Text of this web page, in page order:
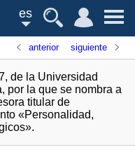
es
anterior siguiente
de la Universidad
por la que se nombra a
titular de
«Personalidad,